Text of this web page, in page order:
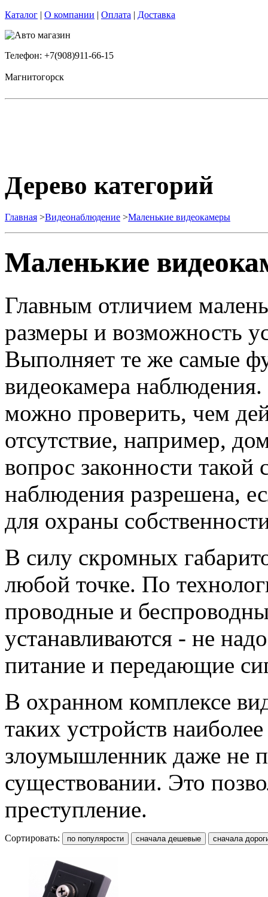
Каталог | О компании | Оплата | Доставка
Телефон: +7(908)911-66-15
Магнитогорск
Дерево категорий
Главная >Видеонаблюдение >Маленькие видеокамеры
Маленькие
Главным отличием
размеры и возможность
Выполняет те же самые
видеокамера
можно проверить, чем
отсутствие, например,
вопрос законности такой
наблюдения разрешена,
для охраны
В силу скромных
любой точке. По
проводные и
устанавливаются - не
питание и передающие
В охранном комплексе
таких устройств
злоумышленник даже не
существовании. Это
преступление.
Сортировать: